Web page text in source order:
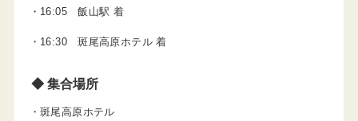
16:05 飯山駅 着
16:30 斑尾高原ホテル 着
◆ 集合場所
斑尾高原ホテル